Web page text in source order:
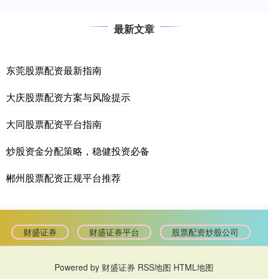
最新文章
东莞股票配资最新指南
大庆股票配资方案与风险提示
大同股票配资平台指南
炒股资金分配策略，稳健投资必备
郴州股票配资正规平台推荐
财盛证券 财盛证券平台 股票配资炒股公司
Powered by 财盛证券 RSS地图 HTML地图